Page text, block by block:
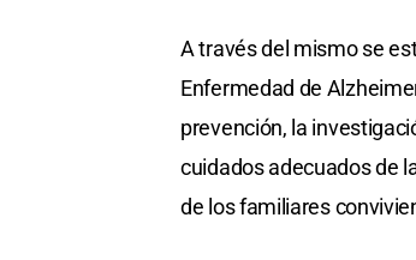
A través del mismo se
Enfermedad de
prevención, la
cuidados adecuados de
de los familiares